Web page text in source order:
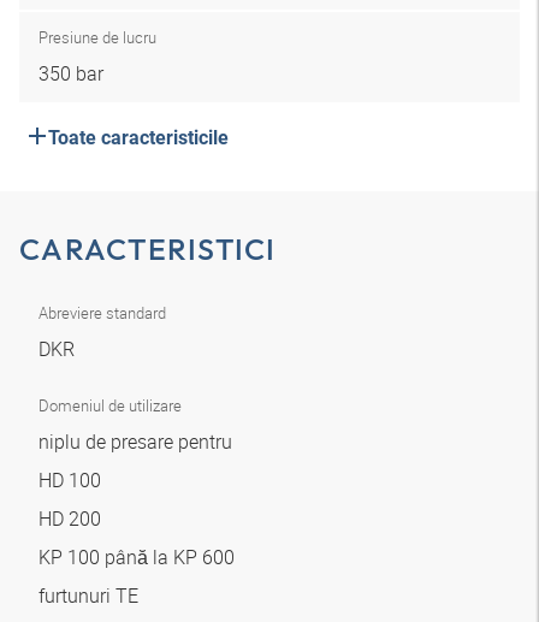
Presiune de lucru
350 bar
Toate caracteristicile
CARACTERISTICI
Abreviere standard
DKR
Domeniul de utilizare
niplu de presare pentru
HD 100
HD 200
KP 100 până la KP 600
furtunuri TE